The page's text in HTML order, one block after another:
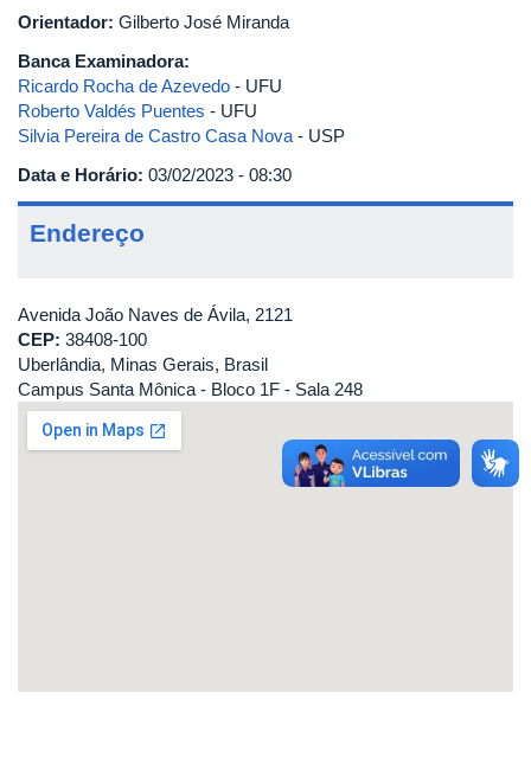
Orientador: Gilberto José Miranda
Banca Examinadora:
Ricardo Rocha de Azevedo - UFU
Roberto Valdés Puentes - UFU
Silvia Pereira de Castro Casa Nova - USP
Data e Horário: 03/02/2023 - 08:30
Endereço
Avenida João Naves de Ávila, 2121
CEP: 38408-100
Uberlândia, Minas Gerais, Brasil
Campus Santa Mônica - Bloco 1F - Sala 248